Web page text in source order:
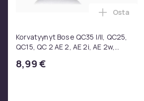
Korvatyynyt Bose QC35 I/II, QC25,
QC15, QC 2 AE 2, AE 2i, AE 2w,
8,99 €
Lisää
Osta